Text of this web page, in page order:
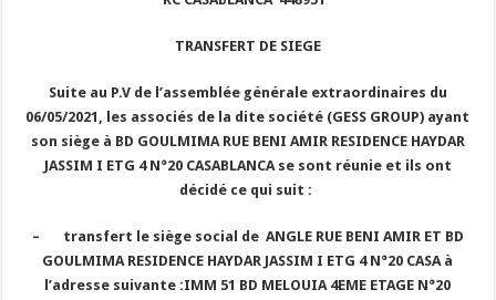
TRANSFERT DE SIEGE
Suite au P.V de l’assemblée générale extraordinaires du
06/05/2021, les associés de la dite société (GESS GROUP) ayant
son siège à BD GOULMIMA RUE BENI AMIR RESIDENCE HAYDAR
JASSIM I ETG 4 N°20 CASABLANCA se sont réunie et ils ont
décidé ce qui suit :
–
transfert le siège social de ANGLE RUE BENI AMIR ET BD
GOULMIMA RESIDENCE HAYDAR JASSIM I ETG 4 N°20 CASA à
l’adresse suivante :IMM 51 BD MELOUIA 4EME ETAGE N°20